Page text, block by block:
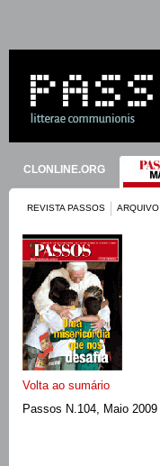
CLONLINE.ORG
REVISTA PASSOS ARQUIVO
Volta ao sumário
Passos N.104, Maio 2009